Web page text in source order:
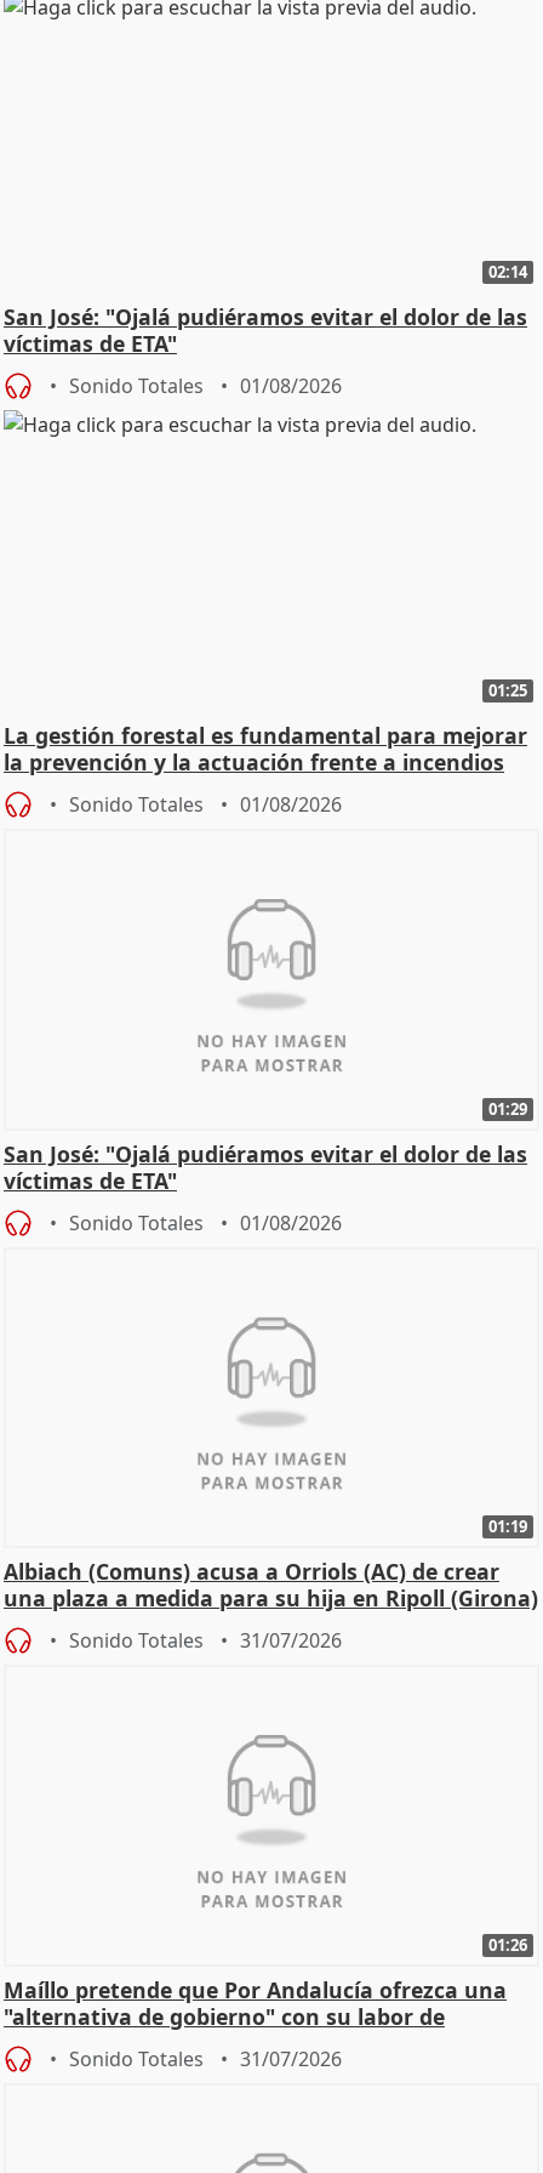
02:14
San José: "Ojalá pudiéramos evitar el dolor de las
víctimas de ETA"
Sonido Totales 01/08/2026
01:25
La gestión forestal es fundamental para mejorar
la prevención y la actuación frente a incendios
Sonido Totales 01/08/2026
01:29
San José: "Ojalá pudiéramos evitar el dolor de las
víctimas de ETA"
Sonido Totales 01/08/2026
01:19
Albiach (Comuns) acusa a Orriols (AC) de crear
una plaza a medida para su hija en Ripoll (Girona)
Sonido Totales 31/07/2026
01:26
Maíllo pretende que Por Andalucía ofrezca una
"alternativa de gobierno" con su labor de
oposición
Sonido Totales 31/07/2026